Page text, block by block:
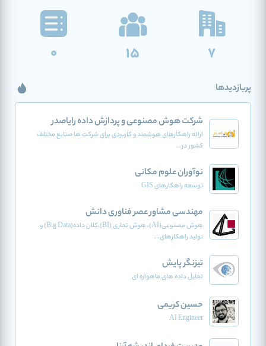
7
15
0
پربازدیدها
شرکت هوش مصنوعی و پردازش داده رایاصدر
ارائه راهکارهای هوشمند و کاربردی برای شرکت ها صنایع مختلف
کشور در...
نوآوران علوم مکانی
توسعه راهکارهای GIS
مهندسی مشاور عصر فناوری دانش
هوش مصنوعی(AI)، هوش تجاری (BI)،کلان داده(Big Data) و
تولید راهکارهای...
تیزنگر پایش
تحلیل داده های ماهواره ای
حسین کریمی
AI Engineer